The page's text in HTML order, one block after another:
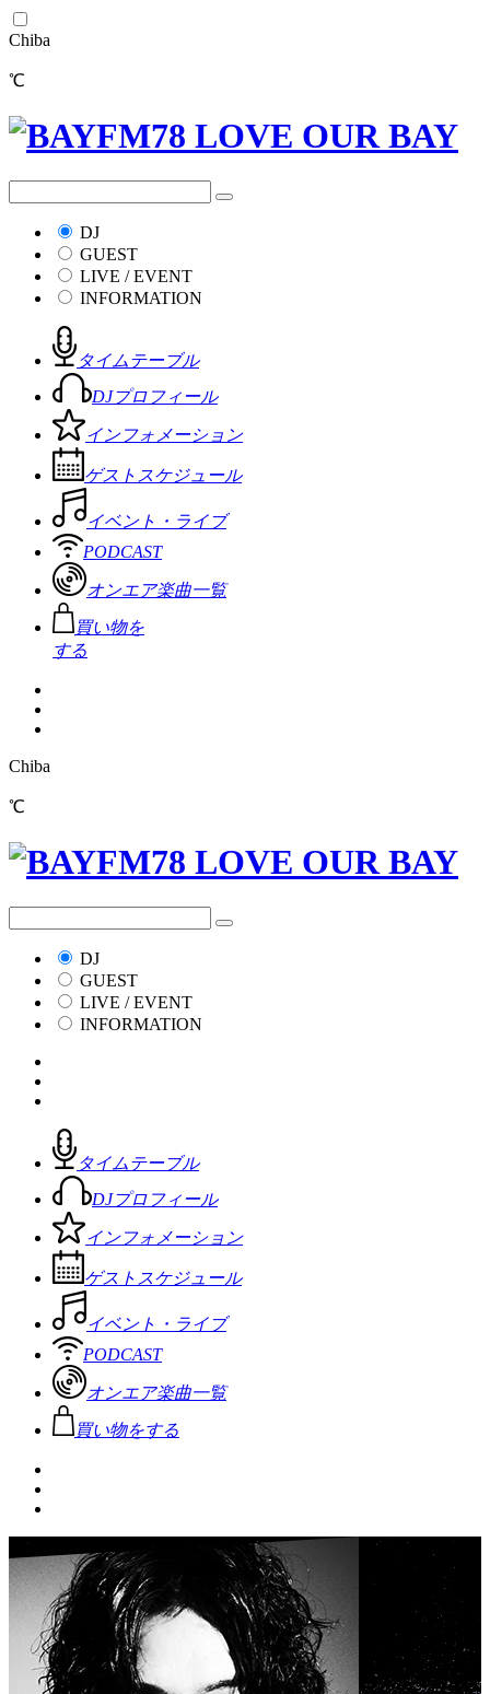
Chiba
℃
DJ
GUEST
LIVE / EVENT
INFORMATION
タイムテーブル
DJプロフィール
インフォメーション
ゲストスケジュール
イベント・ライブ
PODCAST
オンエア楽曲一覧
買い物を
する
Chiba
℃
DJ
GUEST
LIVE / EVENT
INFORMATION
タイムテーブル
DJプロフィール
インフォメーション
ゲストスケジュール
イベント・ライブ
PODCAST
オンエア楽曲一覧
買い物をする